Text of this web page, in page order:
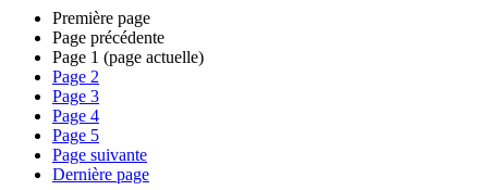
Première page
Page précédente
Page 1 (page actuelle)
Page 2
Page 3
Page 4
Page 5
Page suivante
Dernière page